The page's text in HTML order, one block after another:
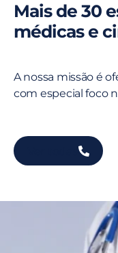
Mais de 30
médicas e
A nossa missão é
com especial foco